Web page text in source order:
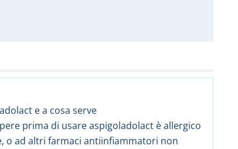
e a cosa serve
prima di usare aspigoladolact è allergico
o ad altri farmaci antiinfiammatori non